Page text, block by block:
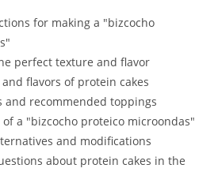
for making a "bizcocho
perfect texture and flavor
flavors of protein cakes
and recommended toppings
a "bizcocho proteico microondas"
and modifications
about protein cakes in the